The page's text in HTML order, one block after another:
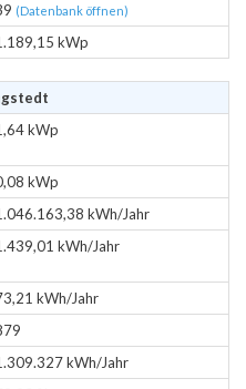
(Datenbank öffnen)
kWp
kWp
kWp
kWh/Jahr
kWh/Jahr
kWh/Jahr
kWh/Jahr